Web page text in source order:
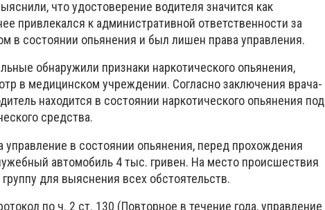
что удостоверение водителя значится как
привлекался к административной ответственности за
в состоянии опьянения и был лишен права управления.
обнаружили признаки наркотического опьянения,
в медицинском учреждении. Согласно заключения врача-
находится в состоянии наркотического опьянения под
средства.
управление в состоянии опьянения, перед прохождения
автомобиль 4 тыс. гривен. На место происшествия
для выяснения всех обстоятельств.
по ч. 2 ст. 130 (Повторное в течение года, управление